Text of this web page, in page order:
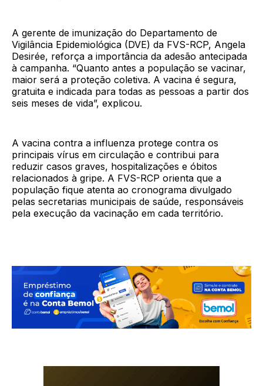
A gerente de imunização do Departamento de
Vigilância Epidemiológica (DVE) da FVS-RCP, Angela
Desirée, reforça a importância da adesão antecipada
à campanha. “Quanto antes a população se vacinar,
maior será a proteção coletiva. A vacina é segura,
gratuita e indicada para todas as pessoas a partir dos
seis meses de vida”, explicou.
A vacina contra a influenza protege contra os
principais vírus em circulação e contribui para
reduzir casos graves, hospitalizações e óbitos
relacionados à gripe. A FVS-RCP orienta que a
população fique atenta ao cronograma divulgado
pelas secretarias municipais de saúde, responsáveis
pela execução da vacinação em cada território.